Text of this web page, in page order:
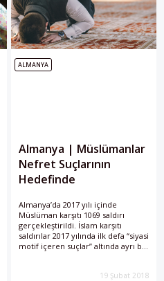
ALMANYA
Almanya | Müslümanlar
Nefret Suçlarının
Hedefinde
Almanya’da 2017 yılı içinde
Müslüman karşıtı 1069 saldırı
gerçekleştirildi. İslam karşıtı
saldırılar 2017 yılında ilk defa “siyasi
motif içeren suçlar” altında ayrı bir
19 Şubat 2018